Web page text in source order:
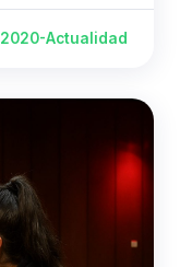
2020-Actualidad